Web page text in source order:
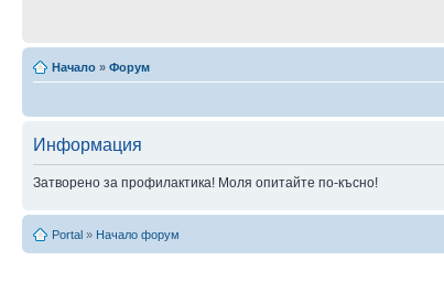
Начало » Форум
Информация
Затворено за профилактика! Моля опитайте по-късно!
Portal » Начало форум